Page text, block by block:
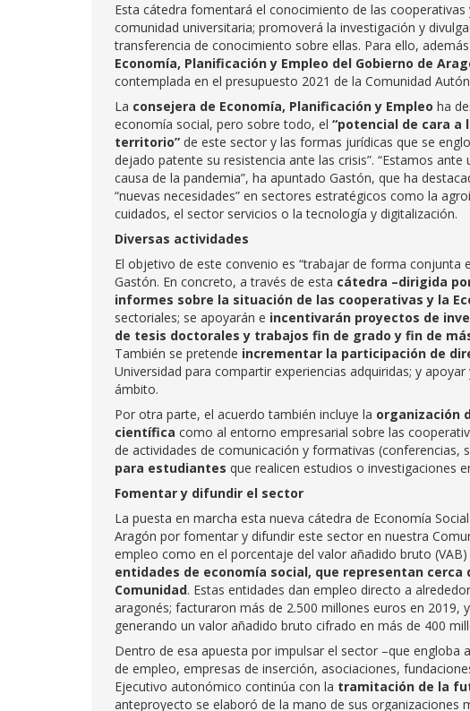
Esta cátedra fomentará el conocimiento de las
comunidad universitaria; promoverá la investigación y
transferencia de conocimiento sobre ellas. Para ello,
Economía, Planificación y Empleo del Gobierno de
contemplada en el presupuesto 2021 de la Comunidad
La consejera de Economía, Planificación y Empleo ha
economía social, pero sobre todo, el “potencial de cara a
territorio” de este sector y las formas jurídicas que se
dejado patente su resistencia ante las crisis”. “Estamos
causa de la pandemia”, ha apuntado Gastón, que ha
“nuevas necesidades” en sectores estratégicos como la
cuidados, el sector servicios o la tecnología y digitalización.
Diversas actividades
El objetivo de este convenio es “trabajar de forma conjunta
Gastón. En concreto, a través de esta cátedra –dirigida
informes sobre la situación de las cooperativas y la
sectoriales; se apoyarán e incentivarán proyectos de
de tesis doctorales y trabajos fin de grado y fin de
También se pretende incrementar la participación de
Universidad para compartir experiencias adquiridas; y
ámbito.
Por otra parte, el acuerdo también incluye la organización
científica como al entorno empresarial sobre las
de actividades de comunicación y formativas (conferencias,
para estudiantes que realicen estudios o investigaciones
Fomentar y difundir el sector
La puesta en marcha esta nueva cátedra de Economía
Aragón por fomentar y difundir este sector en nuestra
empleo como en el porcentaje del valor añadido bruto
entidades de economía social, que representan
Comunidad. Estas entidades dan empleo directo a
aragonés; facturaron más de 2.500 millones euros en
generando un valor añadido bruto cifrado en más de 400
Dentro de esa apuesta por impulsar el sector –que engloba
de empleo, empresas de inserción, asociaciones,
Ejecutivo autonómico continúa con la tramitación de la
anteproyecto se elaboró de la mano de sus organizaciones